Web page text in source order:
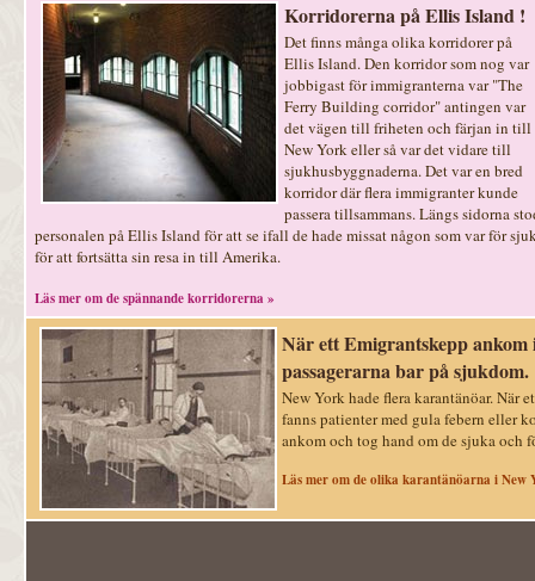
Korridorerna på Ellis Island !
Det finns många olika korridorer på
Ellis Island. Den korridor som nog var
jobbigast för immigranterna var "The
Ferry Building corridor" antingen var
det vägen till friheten och färjan in till
New York eller så var det vidare till
sjukhusbyggnaderna. Det var en bred
korridor där flera immigranter kunde
passera tillsammans. Längs sidorna
personalen på Ellis Island för att se ifall de hade missat någon som var för
för att fortsätta sin resa in till Amerika.
Läs mer om de spännande korridorerna »
När ett Emigrantskepp
passagerarna bar på sjukdom.
New York hade flera karantänöar. När
fanns patienter med gula febern eller
ankom och tog hand om de sjuka
Läs mer om de olika karantänöarna i New